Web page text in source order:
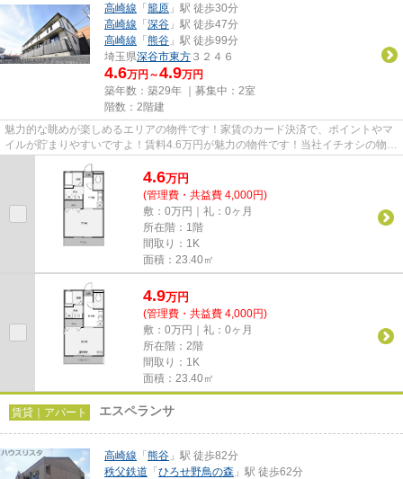
高崎線 「 籠原 」駅 徒歩30分
高崎線 「 深谷 」駅 徒歩47分
高崎線 「 熊谷 」駅 徒歩99分
埼玉県深谷市東方 ３２４６
4.6万円～4.9万円
築年数：築29年 ｜募集中： 2室
階数：2階建
魅力的な眺めが楽しめるエリアの物件です！家賃のカード決済で、ポイントやマ
イルが貯まりやすいですよ！賃料4.6万円が魅力の物件です！当社イチオシの物件
4.6万円
(管理費・共益費 4,000円)
敷：0万円｜礼：0ヶ月
所在階：1階
間取り：1K
面積：23.40㎡
4.9万円
(管理費・共益費 4,000円)
敷：0万円｜礼：0ヶ月
所在階：2階
間取り：1K
面積：23.40㎡
賃貸｜アパート エスペランサ
高崎線 「 熊谷 」駅 徒歩82分
秩父鉄道 「 ひろせ野鳥の森 」駅 徒歩62分